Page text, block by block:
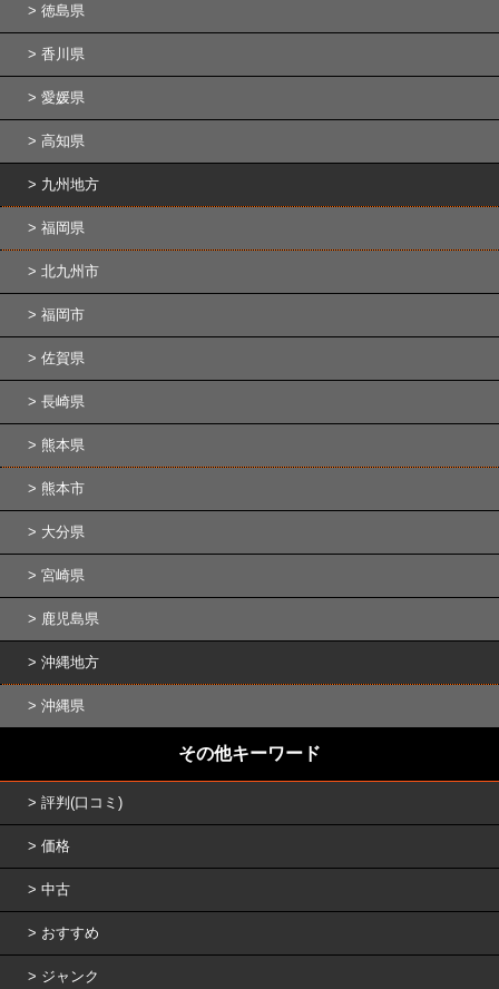
徳島県
香川県
愛媛県
高知県
九州地方
福岡県
北九州市
福岡市
佐賀県
長崎県
熊本県
熊本市
大分県
宮崎県
鹿児島県
沖縄地方
沖縄県
その他キーワード
評判(口コミ)
価格
中古
おすすめ
ジャンク